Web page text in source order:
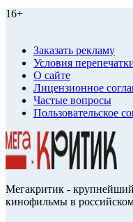
16+
Заказать рекламу
Условия
О сайте
Лицензионное
Частые вопросы
Пользовательское
Мегакритик - крупнейший
кинофильмы в